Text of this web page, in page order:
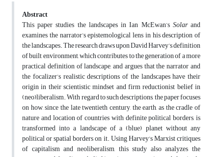
Abstract
This paper studies the landscapes in Ian McEwan’s Solarand
examines the narrator’s epistemological lens in his description of
the landscapes. The research draws upon David Harvey’s definition
of built environment, which contributes to the generation of a more
practical definition of landscape, and argues that the narrator and
the focalizer’s realistic descriptions of the landscapes have their
origin in their scientistic mindset and firm reductionist belief in
(neo)liberalism. With regard to such descriptions, the paper focuses
on how, since the late twentieth century, the earth, as the cradle of
nature and location of countries with definite political borders, is
transformed into a landscape of a (blue) planet without any
political or spatial borders on it. Using Harvey’s Marxist critiques
of capitalism and neoliberalism, this study also analyzes the